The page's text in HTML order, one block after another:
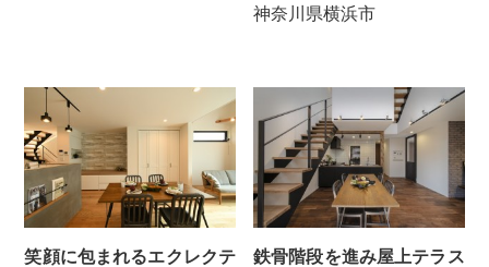
神奈川県横浜市
笑顔に包まれるエクレクテ
鉄骨階段を進み屋上テラス